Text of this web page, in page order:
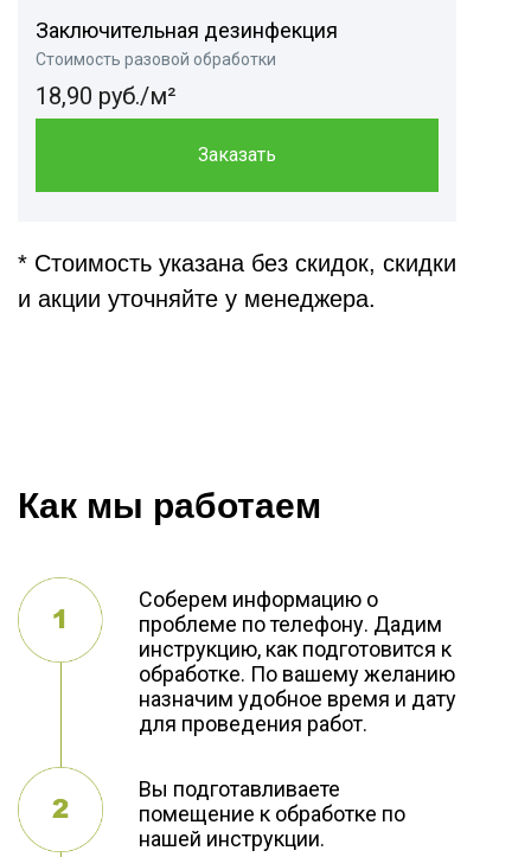
Заключительная дезинфекция
Стоимость разовой обработки
18,90 руб./м²
Заказать
* Стоимость указана без скидок, скидки
и акции уточняйте у менеджера.
Как мы работаем
Соберем информацию о
проблеме по телефону. Дадим
инструкцию, как подготовится к
обработке. По вашему желанию
назначим удобное время и дату
для проведения работ.
Вы подготавливаете
помещение к обработке по
нашей инструкции.